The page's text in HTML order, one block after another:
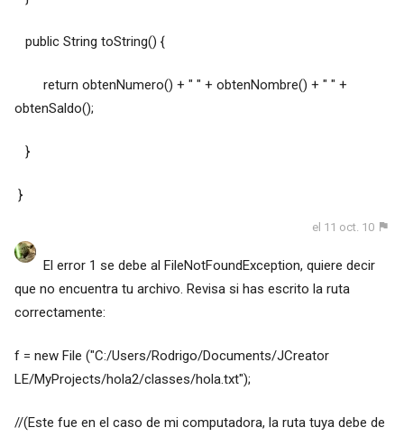
public String toString() {
return obtenNumero() + " " + obtenNombre() + " " +
obtenSaldo();
}
}
el 11 oct. 10
El error 1 se debe al FileNotFoundException, quiere decir
que no encuentra tu archivo. Revisa si has escrito la ruta
correctamente:
f = new File ("C:/Users/Rodrigo/Documents/JCreator
LE/MyProjects/hola2/classes/hola.txt");
//(Este fue en el caso de mi computadora, la ruta tuya debe de